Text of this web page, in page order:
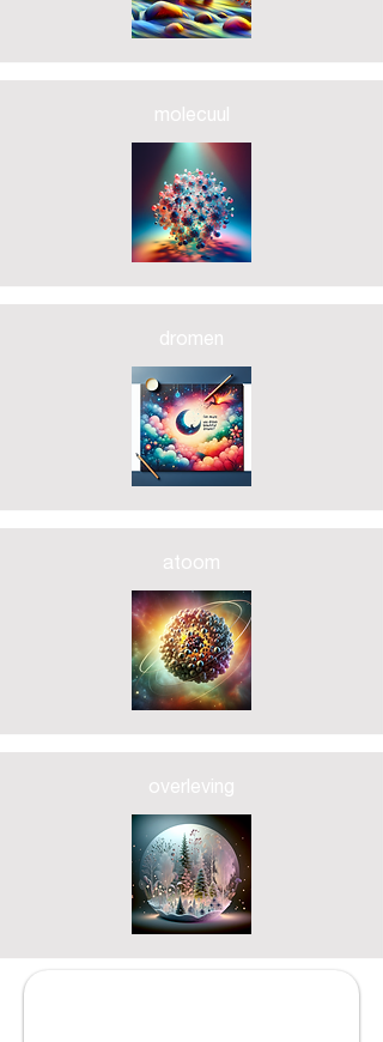
molecuul
dromen
atoom
overleving